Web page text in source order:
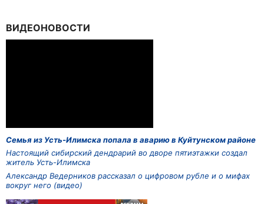
ВИДЕОНОВОСТИ
Семья из Усть-Илимска попала в аварию в Куйтунском районе
Настоящий сибирский дендрарий во дворе пятиэтажки создал
житель Усть-Илимска
Александр Ведерников рассказал о цифровом рубле и о мифах
вокруг него (видео)